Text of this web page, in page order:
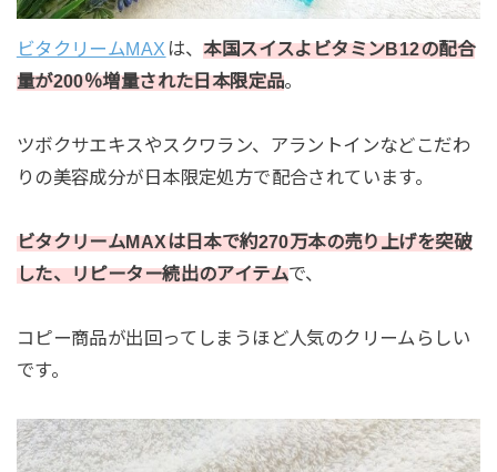
ビタクリームMAX は、本国スイスよビタミンB12の配合
量が200％増量された日本限定品。
ツボクサエキスやスクワラン、アラントインなどこだわ
りの美容成分が日本限定処方で配合されています。
ビタクリームMAXは日本で約270万本の売り上げを突破
した、リピーター続出のアイテムで、
コピー商品が出回ってしまうほど人気のクリームらしい
です。